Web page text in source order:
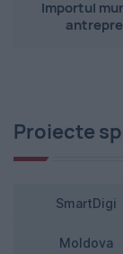
Importul
Proiecte
SmartDigi
Moldova